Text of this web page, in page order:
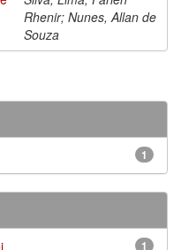
Rhenir; Nunes, Allan de
Souza
1
1